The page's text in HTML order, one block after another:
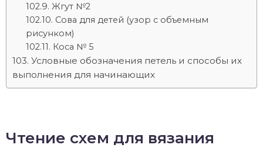
Жгут №2
Сова для детей (узор с объемным
рисунком)
Коса № 5
Условные обозначения петель и способы их
выполнения для начинающих
Чтение схем для вязания